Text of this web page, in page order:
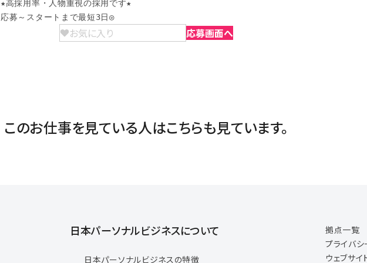
★高採用率・人物重視の採用です★
応募～スタートまで最短3日◎
お気に入り 応募画面へ
このお仕事を見ている人はこちらも見ています。
日本パーソナルビジネスについて
日本パーソナルビジネスの特徴
拠点一覧
プライバ
ウェブサ